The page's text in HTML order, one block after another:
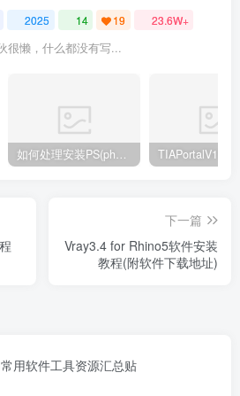
2025 14 19 23.6W+
很懒，什么都没有写...
如何处理安装PS(photoshop cc2018) 时，提示系统或者IE浏览器需要升级
下一篇
Vray3.4 for Rhino5软件安装
教程(附软件下载地址)
用软件工具资源汇总贴